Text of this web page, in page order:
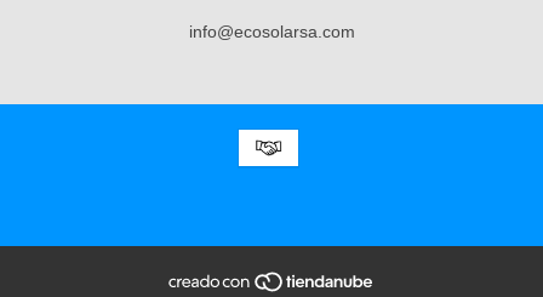
info@ecosolarsa.com